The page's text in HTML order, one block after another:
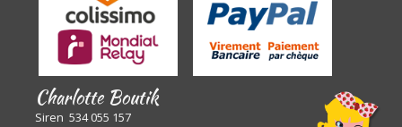
Charlotte Boutik
Siren 534 055 157